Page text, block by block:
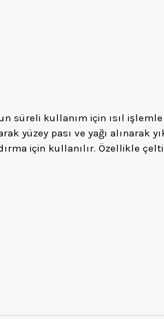
süreli kullanım için ısıl
yüzey pası ve yağı alınarak
için kullanılır. Özellikle